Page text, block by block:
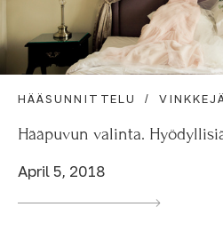
HÄÄSUNNITTELU
Hääpuvun valinta.
April 5, 2018